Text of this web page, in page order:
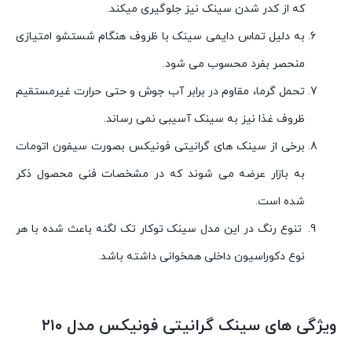
که از کدر شدن سینک نیز جلوگیری میکند.
به دلیل تماس دایمی سینک با ظروف هنگام شستشو امتیازی
منحصر بفرد محسوب می شود.
تحمل گرما، مقاوم در برابر آب جوش و حتی حرارت غیرمستقیم
ظروف غذا نیز به سینک آسیبی نمی رساند.
برخی از سینک های گرانیتی فونیکس بصورت سیفون اتومات
به بازار عرضه می شوند که در مشخصات فنی محصول ذکر
شده است.
تنوع رنگ در این مدل سینک توکار تک لگنه باعث شده با هر
نوع دکوراسیون داخلی همخوانی داشته باشد.
ویژگی های سینک گرانیتی فونیکس مدل ۲۱۰